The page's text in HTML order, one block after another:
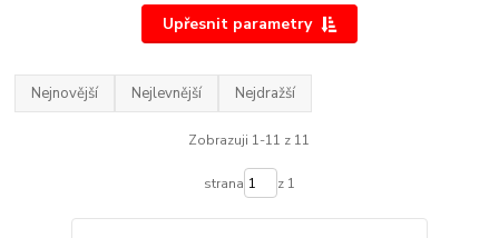
Upřesnit parametry
Nejnovější Nejlevnější Nejdražší
Zobrazuji 1-11 z 11
strana z 1